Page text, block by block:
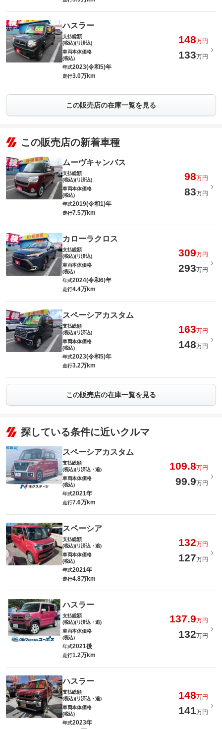
ハスラー
支払総額
(税込)(リ済込)
148万円
車両本体価格
(税込)
133万円
年式2023(令和5)年
走行3.0万km
この販売店の在庫一覧を見る
この販売店の新着車種
ムーヴキャンバス
支払総額
(税込)(リ済込)
98万円
車両本体価格
(税込)
83万円
年式2019(令和1)年
走行7.5万km
カローラクロス
支払総額
(税込)(リ済込)
309万円
車両本体価格
(税込)
293万円
年式2024(令和6)年
走行4.4万km
スペーシアカスタム
支払総額
(税込)(リ済込)
163万円
車両本体価格
(税込)
148万円
年式2023(令和5)年
走行3.2万km
この販売店の在庫一覧を見る
探している条件に近いクルマ
スペーシアカスタム
支払総額
(税込)(リ済込・追)
109.8万円
車両本体価格
(税込)
99.9万円
年式2021年
走行7.6万km
スペーシア
支払総額
(税込)(リ済込・追)
132万円
車両本体価格
(税込)
127万円
年式2021年
走行4.8万km
ハスラー
支払総額
(税込)(リ済込・追)
137.9万円
車両本体価格
(税込)
132万円
年式2021後
走行1.2万km
ハスラー
支払総額
(税込)(リ済込・追)
148万円
車両本体価格
(税込)
141万円
年式2023年